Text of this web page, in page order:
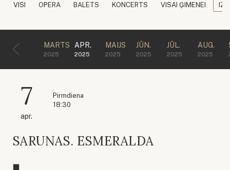
VISI OPERA BALETS KONCERTS VISAI ĢIMENEI
MARTS
2025
APR.
2025
MAIJS
2025
JŪN.
2025
JŪL.
2025
AUG.
2025
7
apr.
Pirmdiena
18:30
SARUNAS. ESMERALDA